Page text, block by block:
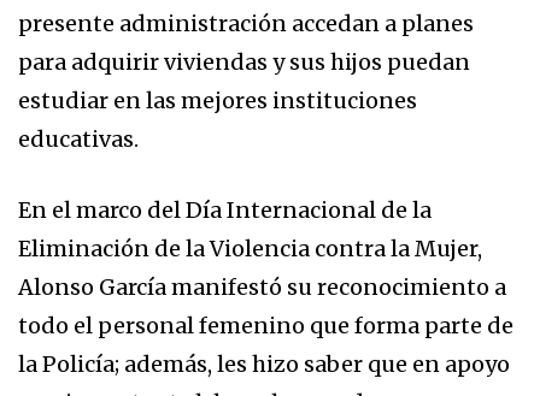
presente administración accedan a planes
para adquirir viviendas y sus hijos puedan
estudiar en las mejores instituciones
educativas.
En el marco del Día Internacional de la
Eliminación de la Violencia contra la Mujer,
Alonso García manifestó su reconocimiento a
todo el personal femenino que forma parte de
la Policía; además, les hizo saber que en apoyo